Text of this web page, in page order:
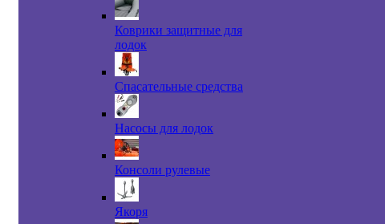
Коврики защитные для
лодок
Спасательные средства
Насосы для лодок
Консоли рулевые
Якоря